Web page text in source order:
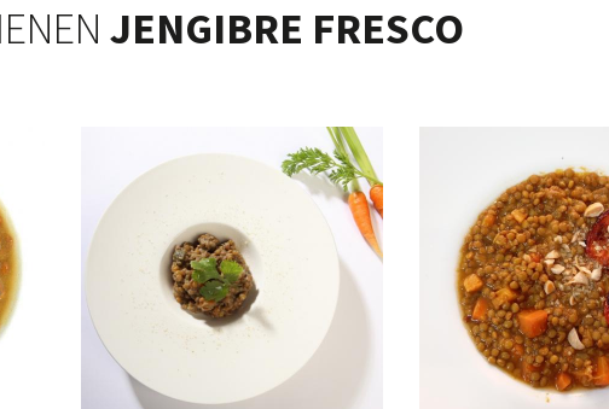
JENGIBRE FRESCO